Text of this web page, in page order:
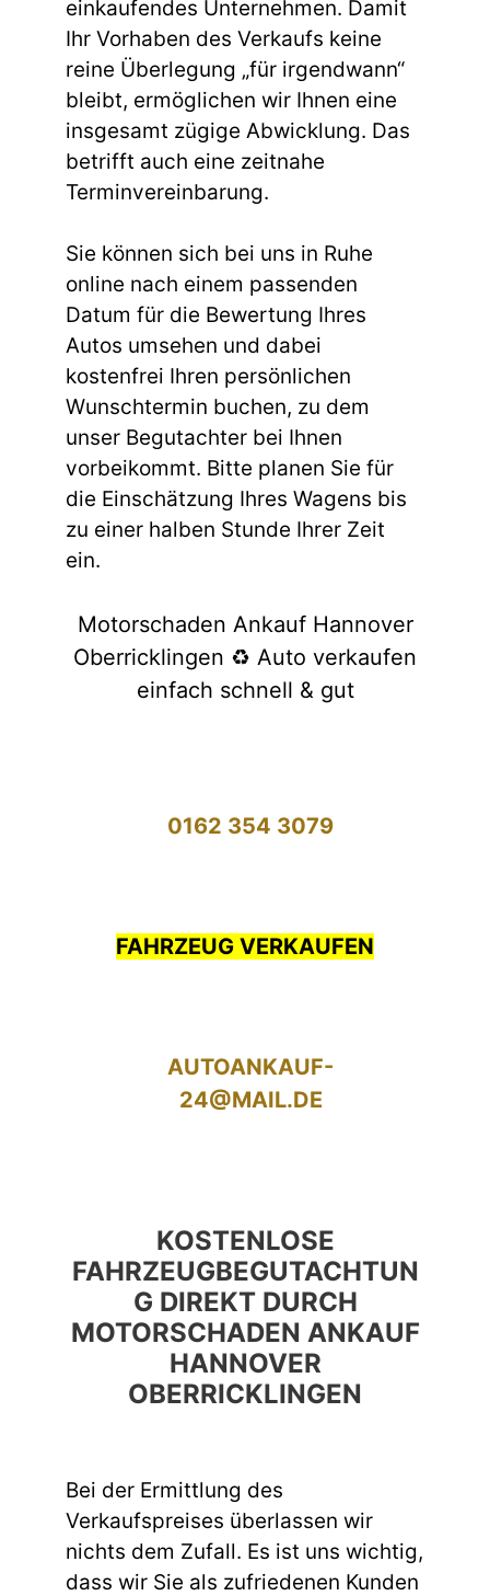
einkaufendes Unternehmen. Damit
Ihr Vorhaben des Verkaufs keine
reine Überlegung „für irgendwann“
bleibt, ermöglichen wir Ihnen eine
insgesamt zügige Abwicklung. Das
betrifft auch eine zeitnahe
Terminvereinbarung.
Sie können sich bei uns in Ruhe
online nach einem passenden
Datum für die Bewertung Ihres
Autos umsehen und dabei
kostenfrei Ihren persönlichen
Wunschtermin buchen, zu dem
unser Begutachter bei Ihnen
vorbeikommt. Bitte planen Sie für
die Einschätzung Ihres Wagens bis
zu einer halben Stunde Ihrer Zeit
ein.
Motorschaden Ankauf Hannover
Oberricklingen ♻️ Auto verkaufen
einfach schnell & gut
0162 354 3079
FAHRZEUG VERKAUFEN
AUTOANKAUF-
24@MAIL.DE
KOSTENLOSE
FAHRZEUGBEGUTACHTUN
G DIREKT DURCH
MOTORSCHADEN ANKAUF
HANNOVER
OBERRICKLINGEN
Bei der Ermittlung des
Verkaufspreises überlassen wir
nichts dem Zufall. Es ist uns wichtig,
dass wir Sie als zufriedenen Kunden